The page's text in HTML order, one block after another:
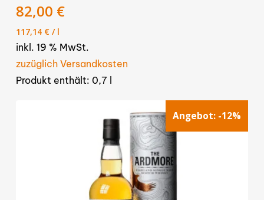
Ursprünglicher
Preis
war:
95,00 €
82,00 €Aktueller
ist:
82,00 €.
117,14 €/ l
inkl. 19 % MwSt.
zuzüglich Versandkosten
Produkt enthält: 0,7
Angebot: -12%